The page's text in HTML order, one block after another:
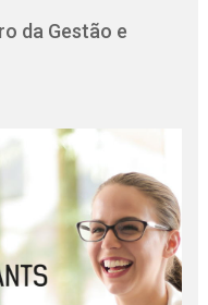
da Gestão e